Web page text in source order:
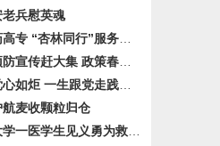
老兵慰英魂
同行”服务队暑期 “三下乡”活动纪实
赶大集 政策春风吹进百姓家
跟党走践初心】王绪润同志入党50周年感言
麦收颗粒归仓
学生见义勇为救助突发心脏病群众